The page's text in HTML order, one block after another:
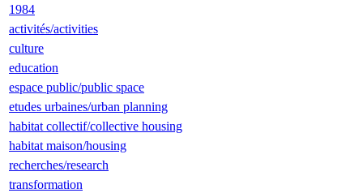
1984
activités/activities
culture
education
espace public/public space
etudes urbaines/urban planning
habitat collectif/collective housing
habitat maison/housing
recherches/research
transformation